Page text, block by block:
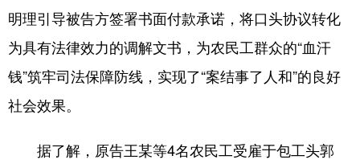
明理引导被告方签署书面付款承诺，将口头协议转化
为具有法律效力的调解文书，为农民工群众的“血汗
钱”筑牢司法保障防线，实现了“案结事了人和”的良好
社会效果。
据了解，原告王某等4名农民工受雇于包工头郭